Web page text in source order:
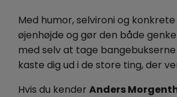
Med humor, selvironi og
øjenhøjde og gør den både
med selv at tage
kaste dig ud i de store ting, der
Hvis du kender Anders